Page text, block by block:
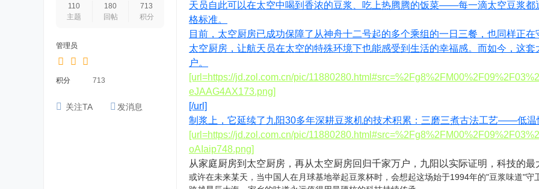
110
主题
180
回帖
713
积分
管理员
积分 713
关注TA 发消息
天员自此可以在太空中喝到香浓的豆浆、吃上热腾腾的饭菜——每一滴太空豆浆
格标准。
目前，太空厨房已成功保障了从神舟十二号起的多个乘组的一日三餐，也同样正
太空厨房，让航天员在太空的特殊环境下也能感受到生活的幸福感。而如今，这
户。
[url=https://jd.zol.com.cn/pic/
eJAAG4AX173.png]
[/url]
制浆上，它延续了九阳30多年深耕豆浆机的技术积累：三磨三煮古法工艺——低
[url=https://jd.zol.com.cn/pic/
oAIaip748.png]
从家庭厨房到太空厨房，再从太空厨房回归千家万户，九阳以实际证明，科技的
或许在未来某天，当中国人在月球基地举起豆浆杯时，会想起这场始于1994年的"豆浆味道"